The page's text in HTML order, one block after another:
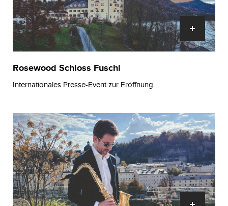
Rosewood Schloss Fuschl
Internationales Presse-Event zur Eröffnung